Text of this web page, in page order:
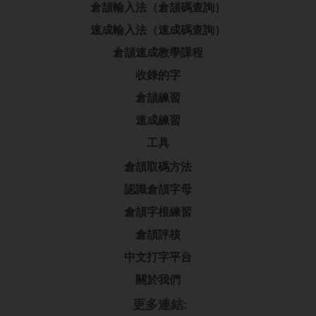
倉頡輸入法（倉頡碼查詢）
速成輸入法（速成碼查詢）
倉頡速成教學課程
收錄的字
倉頡練習
速成練習
工具
倉頡取碼方法
認識倉頡字母
倉頡字根練習
倉頡評核
中文打字平台
關於我們
更多連結: